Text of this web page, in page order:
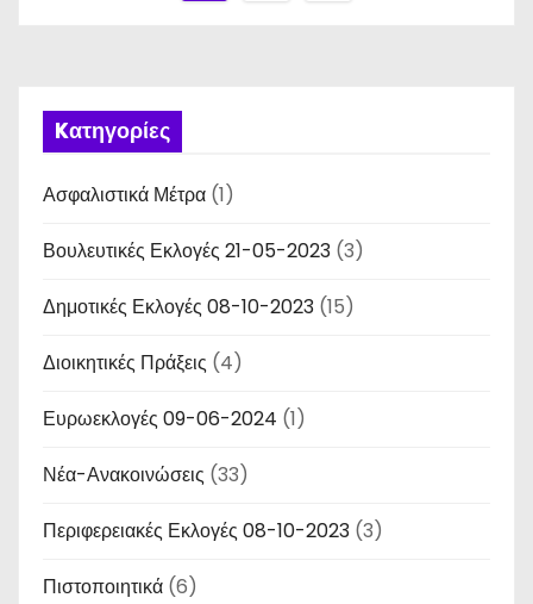
δ
ο
ί
η
σ
η
ά
Kατηγορίες
Ασφαλιστικά Μέτρα (1)
Βουλευτικές Εκλογές 21-05-2023 (3)
Δημοτικές Εκλογές 08-10-2023 (15)
Διοικητικές Πράξεις (4)
Ευρωεκλογές 09-06-2024 (1)
Νέα-Ανακοινώσεις (33)
Περιφερειακές Εκλογές 08-10-2023 (3)
Πιστοποιητικά (6)